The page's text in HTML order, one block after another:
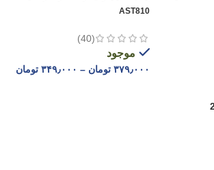
AST810
(40)
موجود
۳۷۹٫۰۰۰ تومان – ۳۴۹٫۰۰۰ تومان